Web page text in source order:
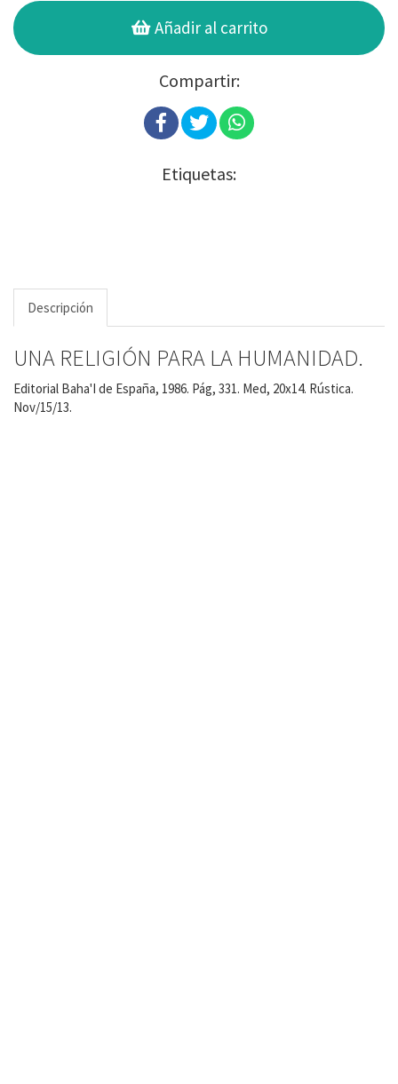
Añadir al carrito
Compartir:
Etiquetas:
Descripción
UNA RELIGIÓN PARA LA HUMANIDAD.
Editorial Baha'I de España, 1986. Pág, 331. Med, 20x14. Rústica.
Nov/15/13.